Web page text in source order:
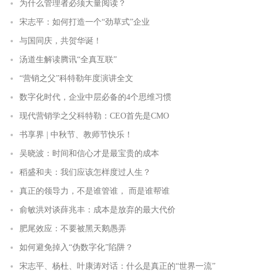
为什么管理者必须大量阅读？
宋志平：如何打造一个“劲草式”企业
与国同庆，共贺华诞！
汤道生解读腾讯“全真互联”
“营销之父”科特勒年度演讲全文
数字化时代，企业中层必备的4个思维习惯
现代营销学之父科特勒：CEO首先是CMO
书享界 | 中秋节、教师节快乐！
吴晓波：时间和信心才是最宝贵的成本
稻盛和夫：我们应该怎样度过人生？
真正的领导力，不是谁管谁， 而是谁帮谁
俞敏洪对谈薛兆丰：成本是放弃的最大代价
肥尾效应：不要被黑天鹅愚弄
如何避免掉入“伪数字化”陷阱？
宋志平、杨杜、叶康涛对话：什么是真正的“世界一流”